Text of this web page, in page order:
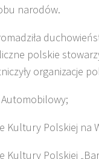
narodów.
polskie
organizacje
Automobilowy;
Kultury Polskiej na
Kultury Polskiej